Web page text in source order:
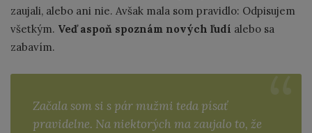
zaujali, alebo ani nie. Avšak mala som pravidlo: Odpisujem
všetkým. Veď aspoň spoznám nových ľudí alebo sa
zabavím.
Začala som si s pár mužmi teda písať
pravidelne. Na niektorých ma zaujalo to, že